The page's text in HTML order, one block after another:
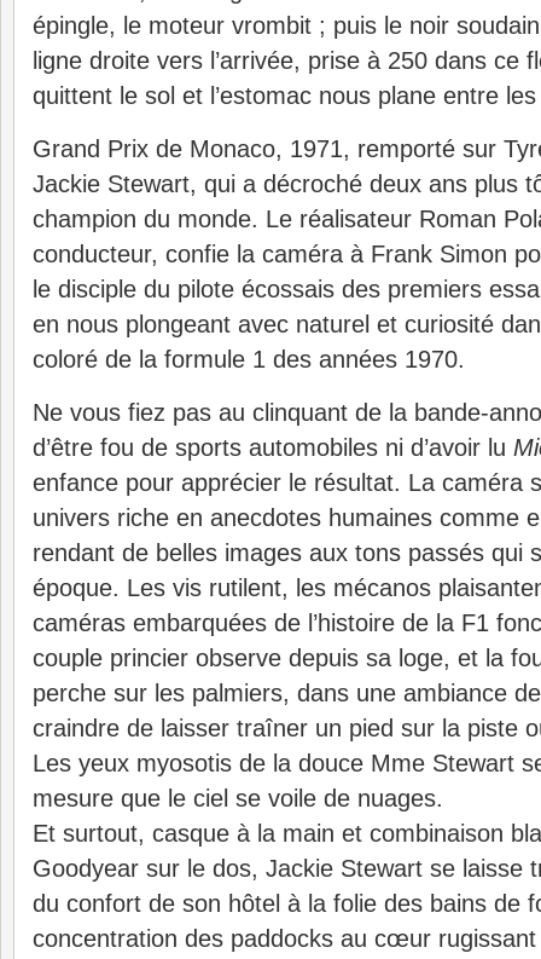
épingle, le moteur vrombit ; puis le noir
ligne droite vers l’arrivée, prise à 250 dans ce
quittent le sol et l’estomac nous plane entre
Grand Prix de Monaco, 1971, remporté sur
Jackie Stewart, qui a décroché deux ans plus
champion du monde. Le réalisateur Roman
conducteur, confie la caméra à Frank Simon
le disciple du pilote écossais des premiers
en nous plongeant avec naturel et curiosité
coloré de la formule 1 des années 1970.
Ne vous fiez pas au clinquant de la bande-
d’être fou de sports automobiles ni d’avoir lu
enfance pour apprécier le résultat. La caméra
univers riche en anecdotes humaines comme
rendant de belles images aux tons passés qui
époque. Les vis rutilent, les mécanos
caméras embarquées de l’histoire de la F1
couple princier observe depuis sa loge, et la
perche sur les palmiers, dans une ambiance
craindre de laisser traîner un pied sur la piste
Les yeux myosotis de la douce Mme Stewart
mesure que le ciel se voile de nuages.
Et surtout, casque à la main et combinaison
Goodyear sur le dos, Jackie Stewart se laisse
du confort de son hôtel à la folie des bains de
concentration des paddocks au cœur